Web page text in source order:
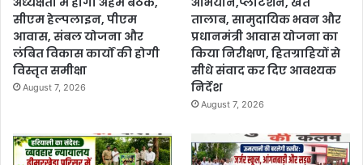
सीएम हेल्पलाइन, पीएम
आवास, संबल योजना और
लंबित विकास कार्यों की होगी
विस्तृत समीक्षा
August 7, 2026
तालाब, सामुदायिक भवन और
प्रधानमंत्री आवास योजना का
किया निरीक्षण, हितग्राहियों से
सीधे संवाद कर दिए आवश्यक
निर्देश
August 7, 2026